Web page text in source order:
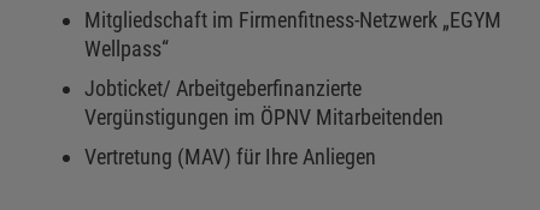
Mitgliedschaft im Firmenfitness-Netzwerk „EGYM
Wellpass“
Jobticket/ Arbeitgeberfinanzierte
Vergünstigungen im ÖPNV Mitarbeitenden
Vertretung (MAV) für Ihre Anliegen